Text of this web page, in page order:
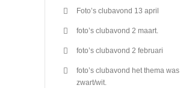
Foto’s clubavond 13 april
foto’s clubavond 2 maart.
foto’s clubavond 2 februari
foto’s clubavond het thema was
zwart/wit.